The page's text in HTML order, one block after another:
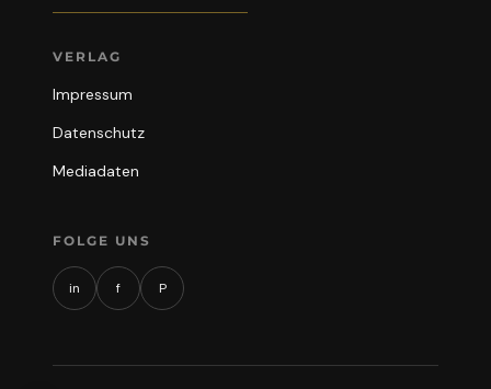
VERLAG
Impressum
Datenschutz
Mediadaten
FOLGE UNS
in f P